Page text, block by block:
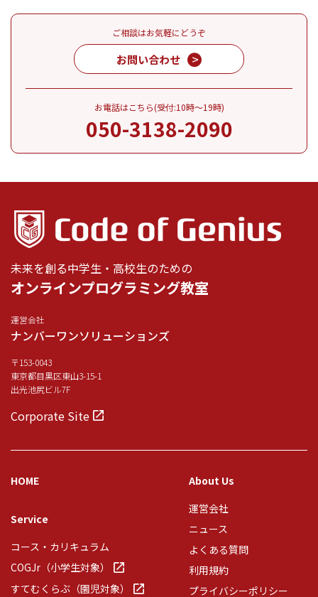
ご相談はお気軽にどうぞ
お問い合わせ
お電話はこちら(受付:10時～19時)
050-3138-2090
未来を創る中学生・高校生のための
オンラインプログラミング教室
運営会社
ナンバーワンソリューションズ
〒153-0043
東京都目黒区東山3-15-1
出光池尻ビル7F
Corporate Site
HOME
Service
コース・カリキュラム
COGJr（小学生対象）
すてむくらぶ（園児対象）
About Us
運営会社
ニュース
よくある質問
利用規約
プライバシーポリシー